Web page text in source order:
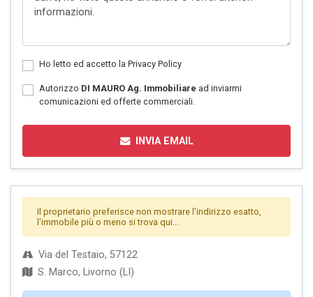
Ho letto ed accetto la Privacy Policy
Autorizzo DI MAURO Ag. Immobiliare ad inviarmi
comunicazioni ed offerte commerciali.
INVIA EMAIL
Il proprietario preferisce non mostrare l'indirizzo esatto,
l'immobile più o meno si trova qui...
Via del Testaio, 57122
S. Marco, Livorno (LI)